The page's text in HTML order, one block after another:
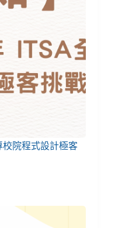
校院程式設計極客